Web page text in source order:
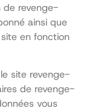
de revenge-
ainsi que
en fonction
site revenge-
de revenge-
vous